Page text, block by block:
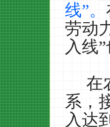
线”。
劳动
入线
在
系，
入达